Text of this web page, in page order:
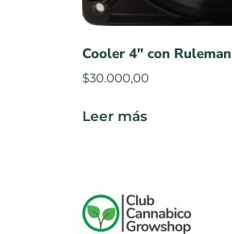
Cooler 4″ con Ruleman
$30.000,00
Leer más